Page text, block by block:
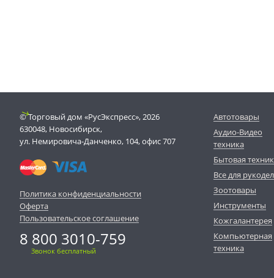
© Торговый дом «РусЭкспресс», 2026
630048, Новосибирск,
ул. Немировича-Данченко, 104, офис 707
Политика конфиденциальности
Оферта
Пользовательское соглашение
8 800 3010-759
Звонок бесплатный
Автотовары
Аудио-Видео
техника
Бытовая
Все для
Зоотовары
Инструменты
Кожгалантерея
Компьютерная
техника